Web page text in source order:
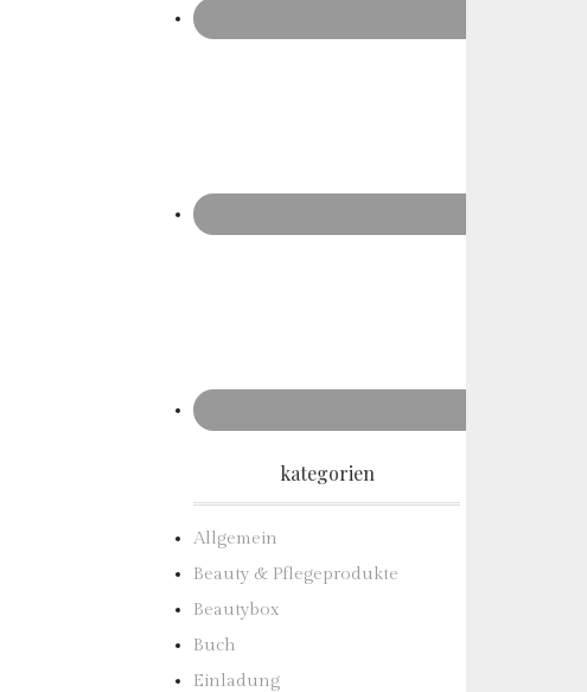
kategorien
Allgemein
Beauty & Pflegeprodukte
Beautybox
Buch
Einladung